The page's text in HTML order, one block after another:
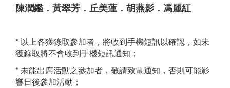
陳潤鑑．黃翠芳．丘美蓮．胡燕影．馮麗紅
* 以上各獲錄取參加者，將收到手機短訊以確認，如未
獲錄取將不會收到手機短訊通知；
* 未能出席活動之參加者，敬請致電通知，否則可能影
響日後參加活動；